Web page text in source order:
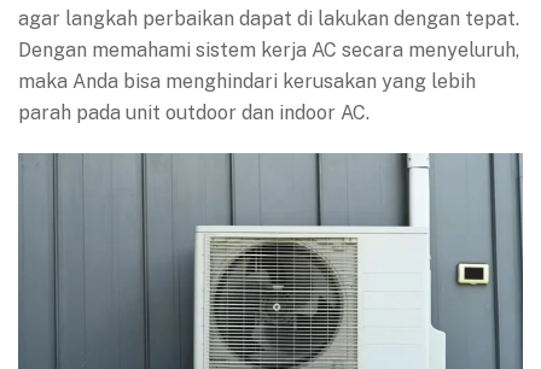
agar langkah perbaikan dapat di lakukan dengan tepat.
Dengan memahami sistem kerja AC secara menyeluruh,
maka Anda bisa menghindari kerusakan yang lebih
parah pada unit outdoor dan indoor AC.